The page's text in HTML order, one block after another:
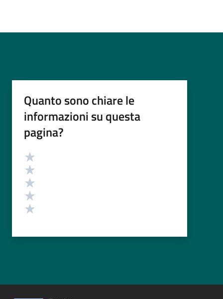
Quanto sono chiare le
informazioni su questa
pagina?
Valutazione